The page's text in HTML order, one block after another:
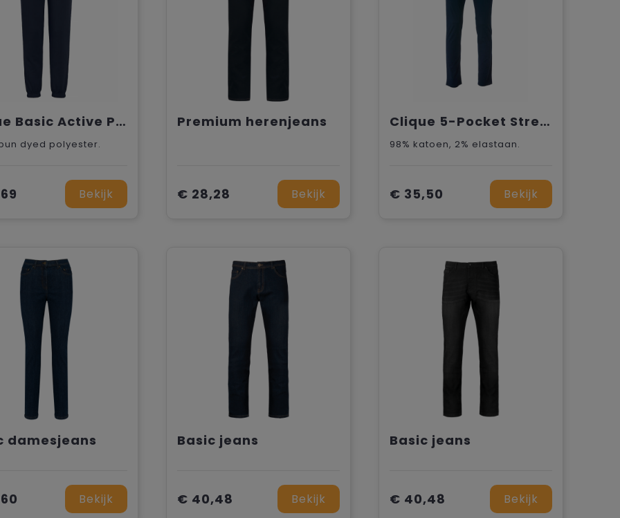
Clique Basic Active Pants Junior
dyed polyester.
Bekijk
Premium herenjeans
€ 28,28 Bekijk
Clique 5-Pocket Stretch Light
98% katoen, 2% elastaan.
€ 35,50 Bekijk
damesjeans
Bekijk
Basic jeans
€ 40,48 Bekijk
Basic jeans
€ 40,48 Bekijk